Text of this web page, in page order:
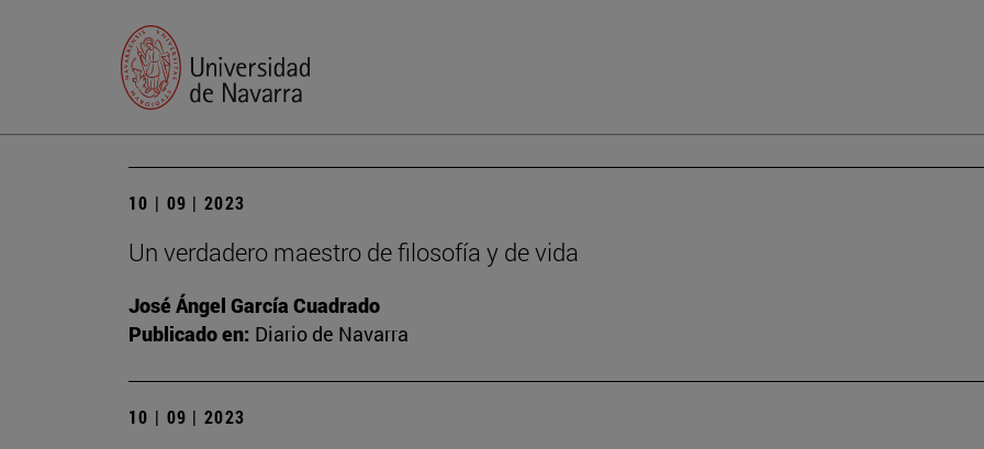
10 | 09 | 2023
Un verdadero maestro de filosofía y de vida
José Ángel García Cuadrado
Publicado en: Diario de Navarra
10 | 09 | 2023